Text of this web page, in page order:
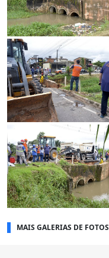
MAIS GALERIAS DE FOTOS